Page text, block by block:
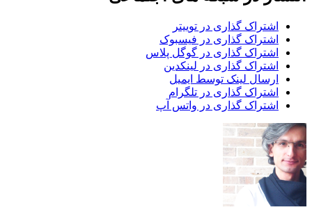
اشتراک گذاری در توییتر
اشتراک گذاری در فیسبوک
اشتراک گذاری در گوگل پلاس
اشتراک گذاری در لینکدین
ارسال لینک توسط ایمیل
اشتراک گذاری در تلگرام
اشتراک گذاری در واتس آپ